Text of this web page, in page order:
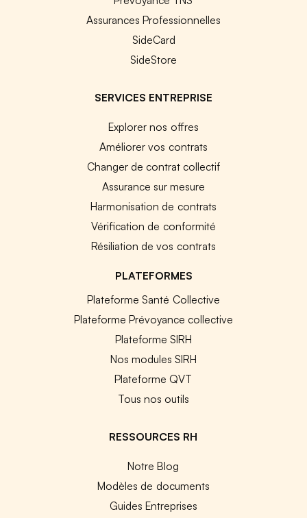
Assurances Professionnelles
SideCard
SideStore
SERVICES ENTREPRISE
Explorer nos offres
Améliorer vos contrats
Changer de contrat collectif
Assurance sur mesure
Harmonisation de contrats
Vérification de conformité
Résiliation de vos contrats
PLATEFORMES
Plateforme Santé Collective
Plateforme Prévoyance collective
Plateforme SIRH
Nos modules SIRH
Plateforme QVT
Tous nos outils
RESSOURCES RH
Notre Blog
Modèles de documents
Guides Entreprises